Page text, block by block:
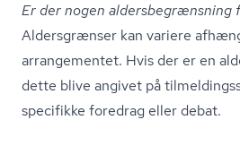
Er der nogen al­ders­be­græns­ning
Aldersgrænser kan variere
arrangementet. Hvis der er en
dette blive angivet på
specifikke foredrag eller debat.